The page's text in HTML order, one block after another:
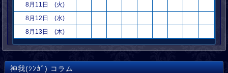
8月11日 (火)
8月12日 (水)
8月13日 (木)
神我(ｼﾝｶﾞ) コラム